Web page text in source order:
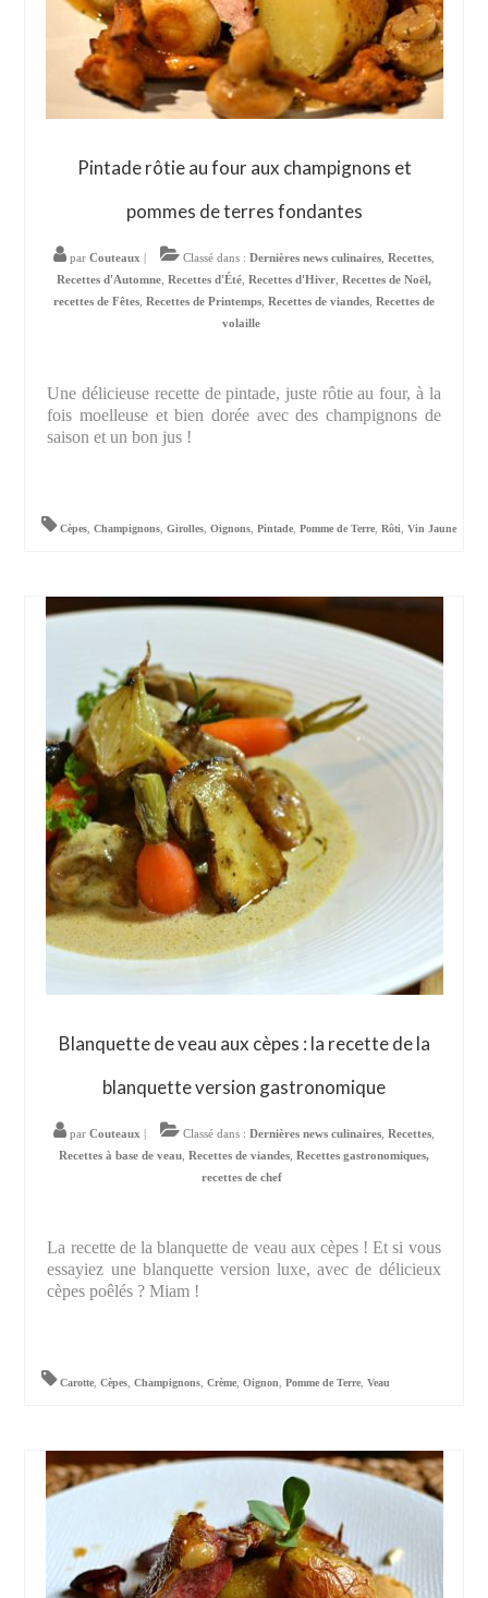
Pintade rôtie au four aux champignons et
pommes de terres fondantes
par Couteaux Classé dans : Dernières news culinaires Recettes
Recettes d'Automne Recettes d'Été Recettes d'Hiver Recettes de Noël,
recettes de Fêtes Recettes de Printemps Recettes de viandes Recettes de
volaille
Une délicieuse recette de pintade, juste rôtie au four, à la
fois moelleuse et bien dorée avec des champignons de
saison et un bon jus !
Cèpes,Champignons,Girolles,Oignons,Pintade,Pomme de Terre,Rôti,Vin Jaune
Blanquette de veau aux cèpes : la recette de la
blanquette version gastronomique
par Couteaux Classé dans : Dernières news culinaires Recettes
Recettes à base de veau Recettes de viandes Recettes gastronomiques,
recettes de chef
La recette de la blanquette de veau aux cèpes ! Et si vous
essayiez une blanquette version luxe, avec de délicieux
cèpes poêlés ? Miam !
Carotte,Cèpes,Champignons,Crème,Oignon,Pomme de Terre,Veau